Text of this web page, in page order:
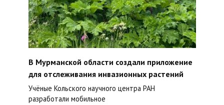
В Мурманской области создали приложение
для отслеживания инвазионных растений
Учёные Кольского научного центра РАН
разработали мобильное